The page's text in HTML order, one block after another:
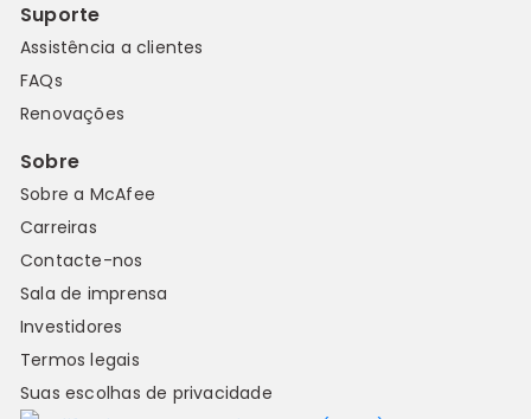
Suporte
Assistência a clientes
FAQs
Renovações
Sobre
Sobre a McAfee
Carreiras
Contacte-nos
Sala de imprensa
Investidores
Termos legais
Suas escolhas de privacidade